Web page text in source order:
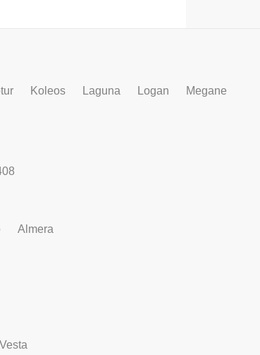
Koleos Laguna Logan
Megane
Almera
Vesta